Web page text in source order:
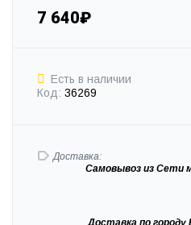
7 640₽
Есть в наличии
Код: 36269
Доставка:
Самовывоз из Сети